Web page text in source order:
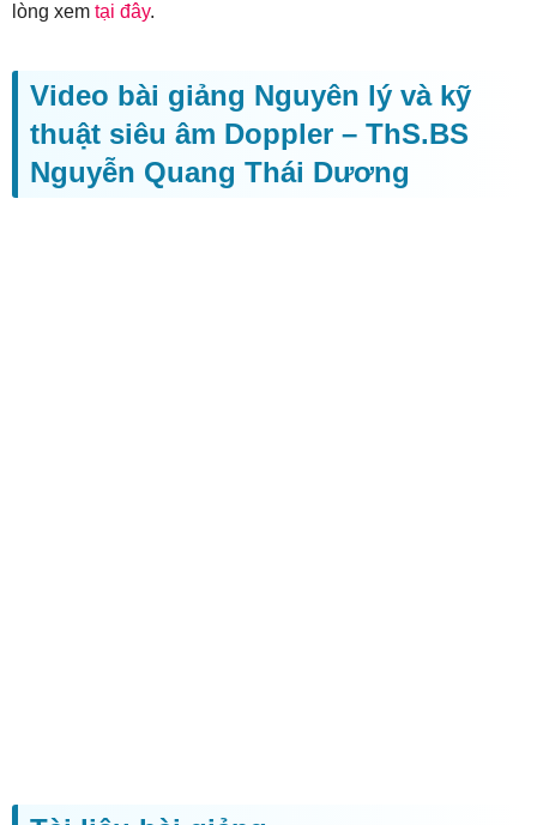
lòng xem tại đây.
Video bài giảng Nguyên lý và kỹ
thuật siêu âm Doppler – ThS.BS
Nguyễn Quang Thái Dương